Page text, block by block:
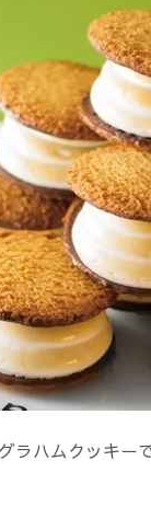
ラハムクッキー